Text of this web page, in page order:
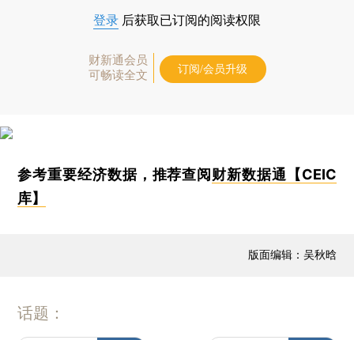
登录 后获取已订阅的阅读权限
财新通会员
可畅读全文
订阅/会员升级
参考重要经济数据，推荐查阅财新数据通【CEIC
库】
版面编辑：吴秋晗
话题：